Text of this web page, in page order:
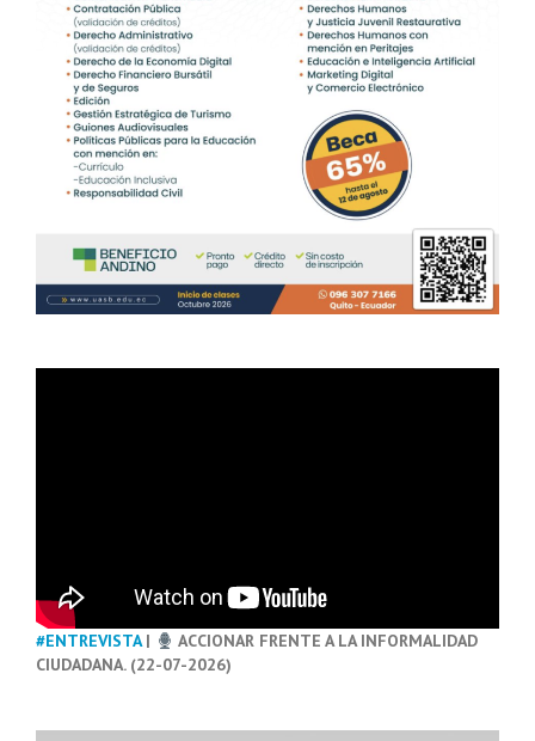
#ENTREVISTA|
ACCIONAR FRENTE A LA INFORMALIDAD
CIUDADANA. (22-07-2026)